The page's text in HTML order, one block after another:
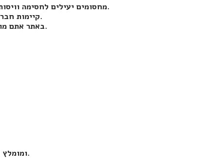
מחסומים יעילים לחסימה וויסות מעבר כלי רכב אך הם לא מונעים מעבר הולכי רגל שיכולים בקלות לעבור מתחת או מעל המחסום.
קיימות חברות שונות המספקות התקנה של שערים חשמליים לסוגיהם בהתאם לצרכי הלקוח.
באתר אתם מוזמנים להשאיר את פרטיכם ולקבל ייעוץ והצעות מהחברות הטובות ביותר בשוק.
ומומלץ לבצע את הבחירה ביניהן על פי נוחות, הצרכים הקיימים וכמות המשתמשים.